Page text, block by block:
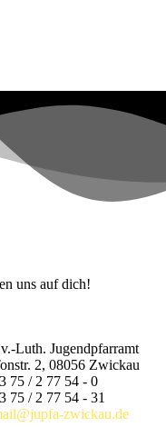
uns auf dich!
Luth. Jugendpfarramt
2, 08056 Zwickau
75 / 2 77 54 - 0
75 / 2 77 54 - 31
zwickau.de